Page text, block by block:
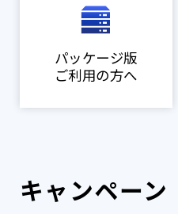
パッケージ版
ご利用の方へ
キャンペーン